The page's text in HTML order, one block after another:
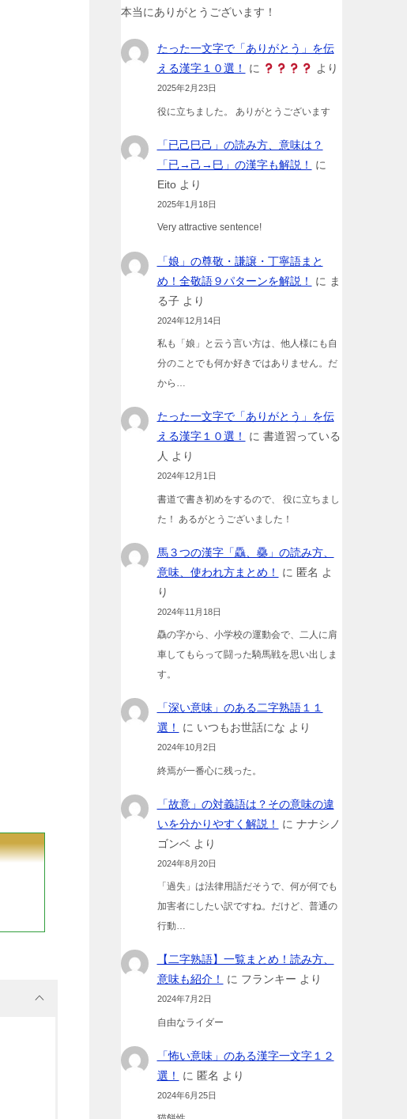
本当にありがとうございます！
たった一文字で「ありがとう」を伝
える漢字１０選！
に より
2025年2月23日
役に立ちました。 ありがとうございます
「已己巳己」の読み方、意味は？
「已→己→巳」の漢字も解説！
に
Eitoより
2025年1月18日
Very attractive sentence!
「娘」の尊敬・謙譲・丁寧語まと
め！全敬語９パターンを解説！
に ま
る子より
2024年12月14日
私も「娘」と云う言い方は、他人様にも自
分のことでも何か好きではありません。だ
から…
たった一文字で「ありがとう」を伝
える漢字１０選！
に 書道習っている
人 より
2024年12月1日
書道で書き初めをするので、 役に立ちまし
た！ あるがとうございました！
馬３つの漢字「驫、䯂」の読み方、
意味、使われ方まとめ！
に 匿名 よ
り
2024年11月18日
驫の字から、小学校の運動会で、二人に肩
車してもらって闘った騎馬戦を思い出しま
す。
「深い意味」のある二字熟語１１
選！
に いつもお世話にな より
2024年10月2日
終焉が一番心に残った。
「故意」の対義語は？その意味の違
いを分かりやすく解説！
に ナナシノ
ゴンベより
2024年8月20日
「過失」は法律用語だそうで、何が何でも
加害者にしたい訳ですね。だけど、普通の
行動…
【二字熟語】一覧まとめ！読み方、
意味も紹介！
に フランキー より
2024年7月2日
自由なライダー
「怖い意味」のある漢字一文字１２
選！
に 匿名 より
2024年6月25日